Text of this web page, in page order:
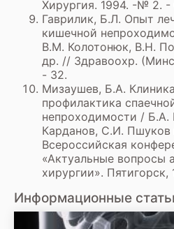
Хирургия. 1994. -№ 2. -
Гаврилик, Б.Л. Опыт
кишечной
В.М. Колотонюк, В.Н.
др. // Здравоохр.
- 32.
Мизаушев, Б.А.
профилактика
непроходимости / Б.А.
Карданов, С.И.
Всероссийская
«Актуальные вопросы
хирургии». Пятигорск,
Информационные